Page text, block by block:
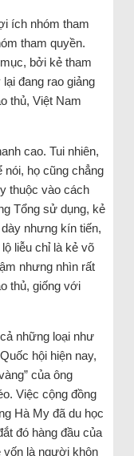
ích nhóm tham
tham quyền.
bởi kẻ tham
đang rao giảng
thủ, Việt Nam
cao. Tui nhiên,
nói, họ cũng chẳng
thuộc vào cách
Tổng sử dụng, kẻ
nhưng kín tiến,
liễu chỉ là kẻ võ
nhưng nhìn rất
thủ, giống với
những loại như
hội hiện nay,
của ông
Việc cộng đồng
Hà My đã du học
đó hàng đầu của
vốn là người khôn